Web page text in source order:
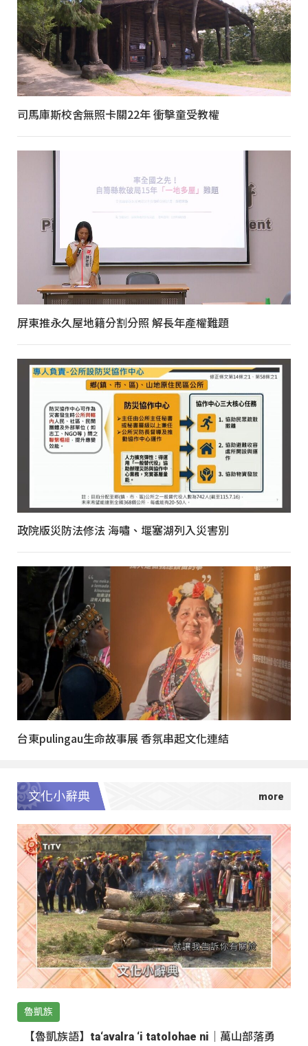
司馬庫斯校舍無照卡關22年 衝擊童受教權
屏東推永久屋地籍分割分照 解長年產權難題
政院版災防法修法 海嘯、堰塞湖列入災害別
台東pulingau生命故事展 香氛串起文化連結
文化小辭典
魯凱族
【魯凱族語】ta‘avalra ‘i tatolohae ni｜萬山部落勇